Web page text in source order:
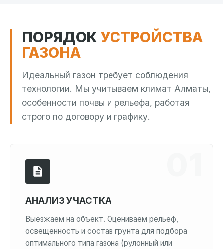
ПОРЯДОК УСТРОЙСТВА
ГАЗОНА
Идеальный газон требует соблюдения
технологии. Мы учитываем климат Алматы,
особенности почвы и рельефа, работая
строго по договору и графику.
АНАЛИЗ УЧАСТКА
Выезжаем на объект. Оцениваем рельеф,
освещенность и состав грунта для подбора
оптимального типа газона (рулонный или